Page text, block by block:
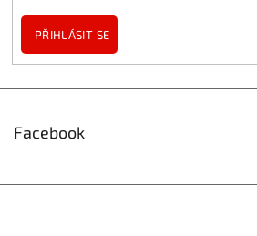
PŘIHLÁSIT SE
Facebook